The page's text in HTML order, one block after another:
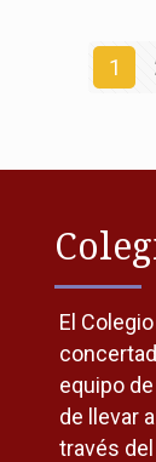
1
El
equipo
de llevar
través